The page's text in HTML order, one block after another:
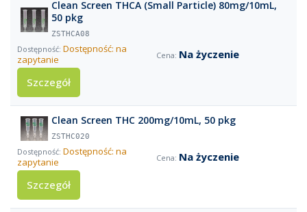
Clean Screen THCA (Small Particle) 80mg/10mL,
50 pkg
ZSTHCA08
Dostępność: na
zapytanie
Na życzenie
Szczegół
Clean Screen THC 200mg/10mL, 50 pkg
ZSTHC020
Dostępność: na
zapytanie
Na życzenie
Szczegół